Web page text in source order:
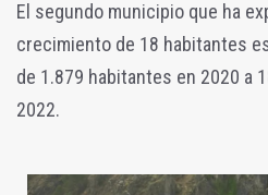
El segundo municipio que ha
crecimiento de 18 habitantes
de 1.879 habitantes en 2020 a
2022.